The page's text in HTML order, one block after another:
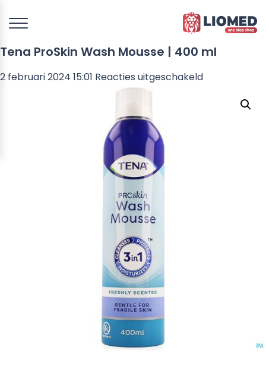
Tena ProSkin Wash Mousse | 400 ml
2 februari 2024 15:01 Reacties uitgeschakeldvoor